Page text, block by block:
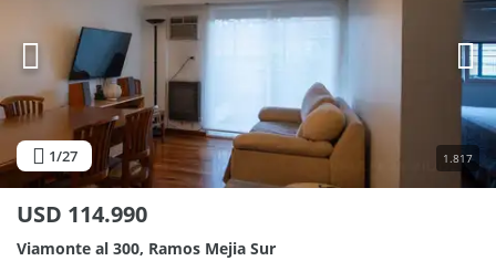
1/27 1.817
USD 114.990
Viamonte al 300, Ramos Mejia Sur